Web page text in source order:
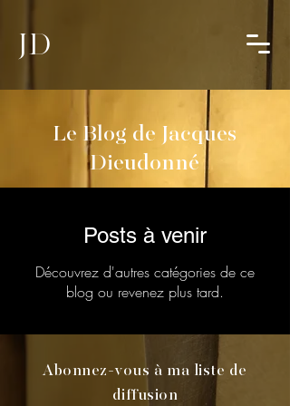
JD
Le Blog de Jacques
Dieudonné
Posts à venir
Découvrez d'autres catégories de ce
blog ou revenez plus tard.
Abonnez-vous à ma liste de
diffusion